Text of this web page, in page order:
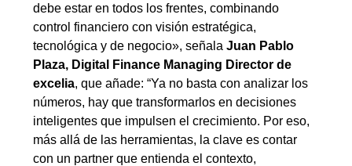
debe estar en todos los frentes, combinando
control financiero con visión estratégica,
tecnológica y de negocio», señala Juan Pablo
Plaza, Digital Finance Managing Director de
excelia, que añade: “Ya no basta con analizar los
números, hay que transformarlos en decisiones
inteligentes que impulsen el crecimiento. Por eso,
más allá de las herramientas, la clave es contar
con un partner que entienda el contexto,